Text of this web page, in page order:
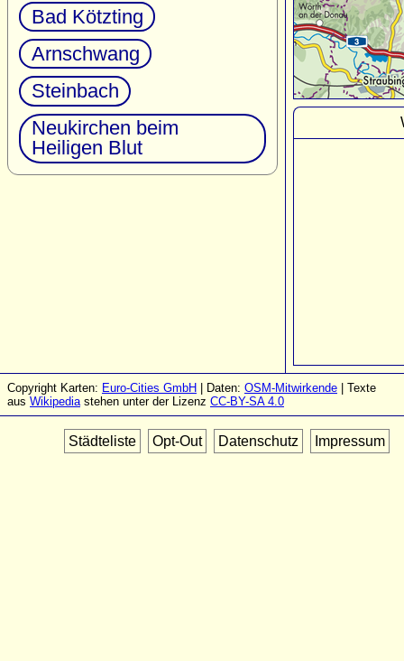
Bad Kötzting
Arnschwang
Steinbach
Neukirchen beim
Heiligen Blut
Copyright Karten: Euro-Cities GmbH | Daten: OSM-Mitwirkende | Texte
aus Wikipediastehen unter der Lizenz CC-BY-SA 4.0
Städteliste Opt-Out Datenschutz Impressum